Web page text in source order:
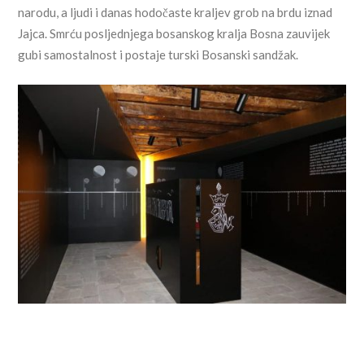
narodu, a ljudi i danas hodočaste kraljev grob na brdu iznad
Jajca. Smrću posljednjega bosanskog kralja Bosna zauvijek
gubi samostalnost i postaje turski Bosanski sandžak.